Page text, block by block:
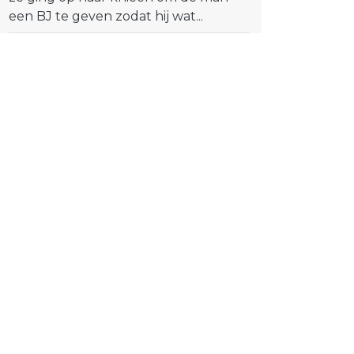
een BJ te geven zodat hij wat...